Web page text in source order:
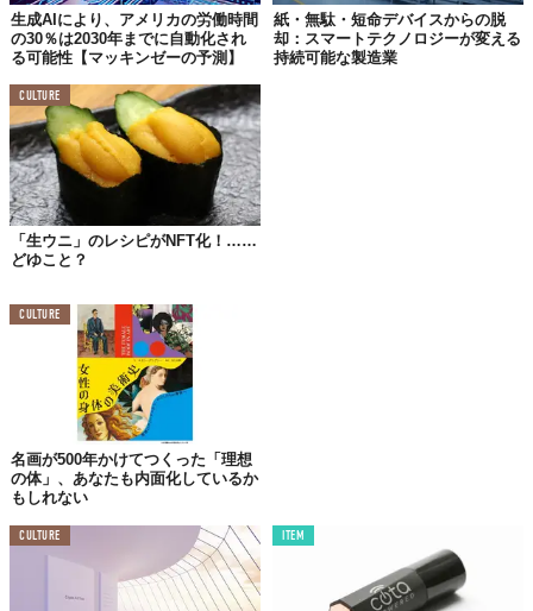
利用されているほか、ドイツのある出版社がNFTマーケットを開
いた事例もある。
ただ、先述の通り教科書とは「誰もが閲覧できるべき」もの。
これだけデジタルが普及している現代において、それほど心配す
る必要はないかもしれないが、何かの節に（NFTアートのよう
な）法外な値段がつく懸念もある。
そして何より、児童が確実に「紙に触れる」機会である教科書を
デジタル化してしまっていいのか？ そもそも“書籍の価値”とは出
版社の利益なのか？
考えなければならない論点は多い。まだ計画段階であるとのこと
だが、大国アメリカの大手として、影響力と責任感を自負して事
を進めてもらいたいところだ。
Reference:
TABI LABO
生成AIにより、アメリカの労働時間
の30％は2030年までに自動化され
る可能性【マッキンゼーの予測】
紙・無駄・短命デバイスからの脱
却：スマートテクノロジーが変える
持続可能な製造業
CULTURE
「生ウニ」のレシピがNFT化！……
どゆこと？
CULTURE
名画が500年かけてつくった「理想
の体」、あなたも内面化しているか
もしれない
CULTURE ITEM